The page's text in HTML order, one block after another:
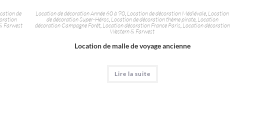
de
Farwest
Location de décoration Année 60 à 90 Location de décoration Médiévale Location
de décoration Super-Héros Location de décoration thème pirate, Location
décoration Campagne Forêt, Location décoration France Paris ,Location décoration
Western & Farwest
Location de malle de voyage ancienne
Lire la suite